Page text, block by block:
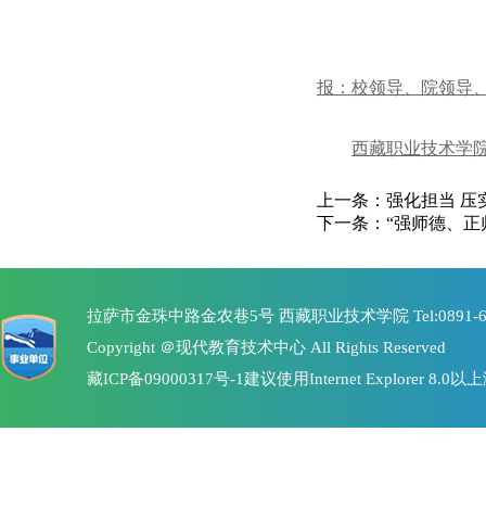
报：校领导、院领导
西藏职业技术学
上一条： 强化担当 压
下一条： “强师德、
拉萨市金珠中路金农巷5号 西藏职业技术学院 Tel:0891-
Copyright ＠现代教育技术中心 All Rights Reserved
藏ICP备09000317号-1建议使用Internet Explorer 8.0以